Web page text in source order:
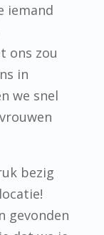
iemand
ons zou
in
we snel
bezig
gevonden